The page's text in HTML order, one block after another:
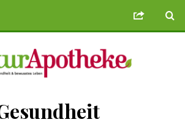
Bonusu Veren Sitelerhttps://